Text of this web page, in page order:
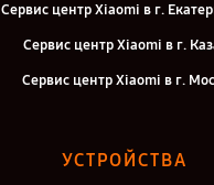
Сервис центр Xiaomi в г.
Сервис центр Xiaomi в г.
Сервис центр Xiaomi в г.
УСТРОЙСТВА